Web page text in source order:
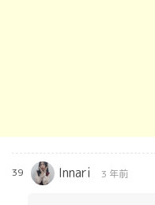
39 Innari 3 年前